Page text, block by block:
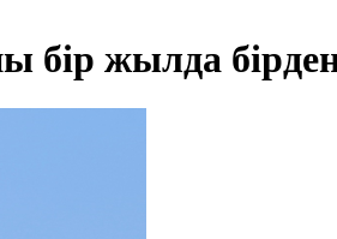
жылда бірден